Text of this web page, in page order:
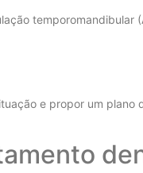
temporomandibular
e propor um